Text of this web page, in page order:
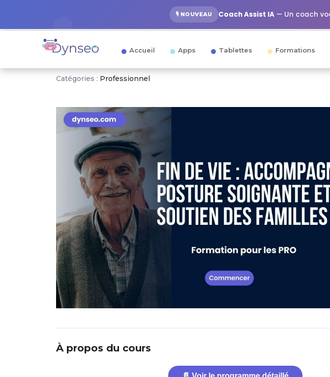
🎙️ NOUVEAU Coach Assist IA— Un coach
Accueil Apps Tablettes Formations
Catégories : Professionnel
À propos du cours